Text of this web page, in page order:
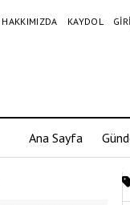
HAKKIMIZDA KAYDOL
Ana Sayfa